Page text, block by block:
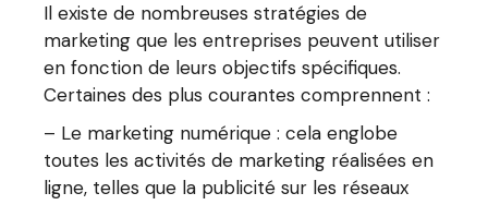
Il existe de nombreuses stratégies de
marketing que les entreprises peuvent utiliser
en fonction de leurs objectifs spécifiques.
Certaines des plus courantes comprennent :
– Le marketing numérique : cela englobe
toutes les activités de marketing réalisées en
ligne, telles que la publicité sur les réseaux